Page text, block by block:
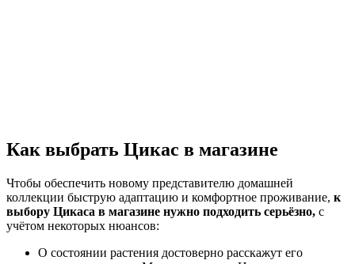
Как выбрать Цикас в магазине
Чтобы обеспечить новому представителю домашней
коллекции быструю адаптацию и комфортное проживание, к
выбору Цикаса в магазине нужно подходить серьёзно, с
учётом некоторых нюансов:
О состоянии растения достоверно расскажут его